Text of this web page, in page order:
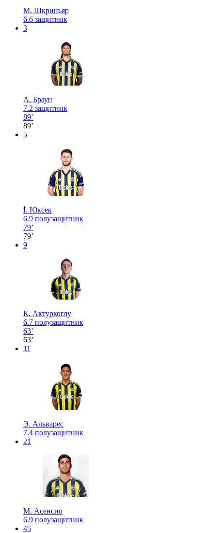
М. Шкриньяр
6.6 защитник
3
А. Браун
7.2 защитник
89’
89’
5
İ. Юксек
6.9 полузащитник
79’
79’
9
К. Актуркоглу
6.7 полузащитник
63’
63’
11
Э. Альварес
7.4 полузащитник
21
М. Асенсио
6.9 полузащитник
45